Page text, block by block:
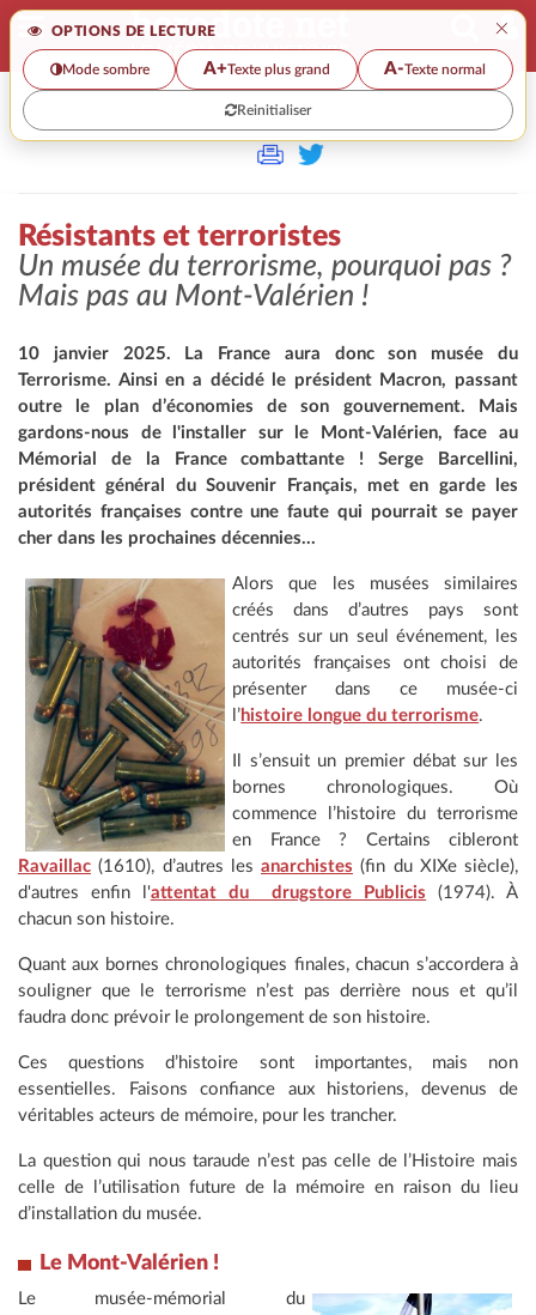
OPTIONS DE LECTURE ×
Mode sombre A+Texte plus grand A-Texte normal
Reinitialiser
>>
Résistants et terroristes
Un musée du terrorisme, pourquoi pas ?
Mais pas au Mont-Valérien !
10 janvier 2025. La France aura donc son musée du
Terrorisme. Ainsi en a décidé le président Macron, passant
outre le plan d’économies de son gouvernement. Mais
gardons-nous de l'installer sur le Mont-Valérien, face au
Mémorial de la France combattante ! Serge Barcellini,
président général du Souvenir Français, met en garde les
autorités françaises contre une faute qui pourrait se payer
cher dans les prochaines décennies...
Alors que les musées similaires
créés dans d’autres pays sont
centrés sur un seul événement, les
autorités françaises ont choisi de
présenter dans ce musée-ci
l’histoire longue du terrorisme.
Il s’ensuit un premier débat sur les
bornes chronologiques. Où
commence l’histoire du terrorisme
en France ? Certains cibleront
Ravaillac (1610), d’autres les anarchistes (fin du XIXe siècle),
d'autres enfin l'attentat du drugstore Publicis (1974). À
chacun son histoire.
Quant aux bornes chronologiques finales, chacun s’accordera à
souligner que le terrorisme n’est pas derrière nous et qu’il
faudra donc prévoir le prolongement de son histoire.
Ces questions d’histoire sont importantes, mais non
essentielles. Faisons confiance aux historiens, devenus de
véritables acteurs de mémoire, pour les trancher.
La question qui nous taraude n’est pas celle de l’Histoire mais
celle de l’utilisation future de la mémoire en raison du lieu
d’installation du musée.
Le Mont-Valérien !
Le musée-mémorial du